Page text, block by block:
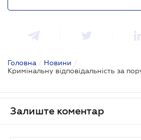
Головна / Новини /
Залиште коментар